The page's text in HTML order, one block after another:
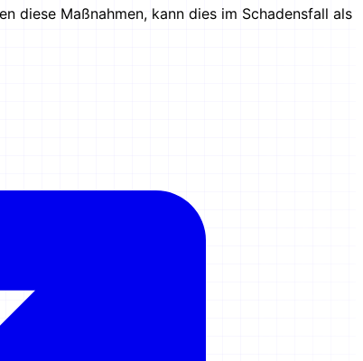
diese Maßnahmen, kann dies im Schadensfall als